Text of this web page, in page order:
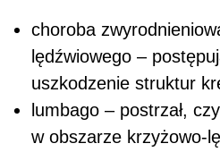
choroba
lędźwiowego –
uszkodzenie struktur
lumbago – postrzał,
w obszarze krzyżowo-